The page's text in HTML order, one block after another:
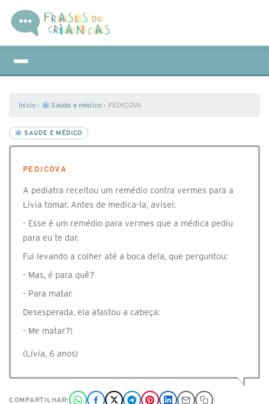
Início › Saúde e médico › PEDICOVA
SAÚDE E MÉDICO
PEDICOVA
A pediatra receitou um remédio contra vermes para a
Lívia tomar. Antes de medica-la, avisei:
- Esse é um remédio para vermes que a médica pediu
para eu te dar.
Fui levando a colher até a boca dela, que perguntou:
- Mas, é para quê?
- Para matar.
Desesperada, ela afastou a cabeça:
- Me matar?!
(Lívia, 6 anos)
COMPARTILHAR: